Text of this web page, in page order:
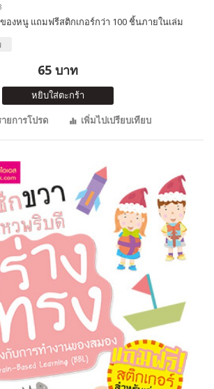
องหนู แถมฟรีสติกเกอร์กว่า 100 ชิ้นภายในเล่ม
65 บาท
หยิบใส่ตะกร้า
ยการโปรด
เพิ่มไปเปรียบเทียบ